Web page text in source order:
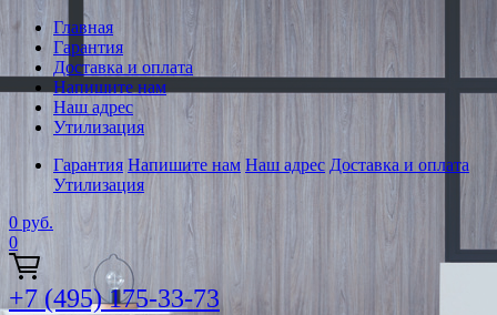
Главная
Гарантия
Доставка и оплата
Напишите нам
Наш адрес
Утилизация
Гарантия Напишите нам Наш адрес Доставка и оплата
Утилизация
0 руб.
0
+7 (495) 175-33-73